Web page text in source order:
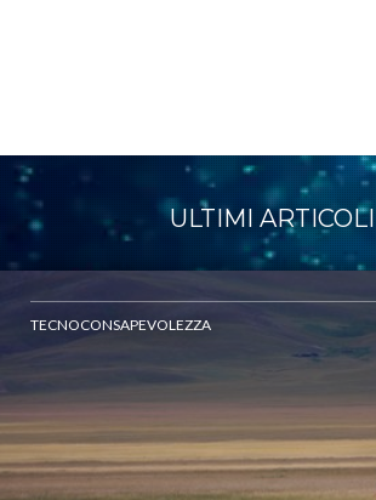
ULTIMI ARTICOLI
TECNOCONSAPEVOLEZZA